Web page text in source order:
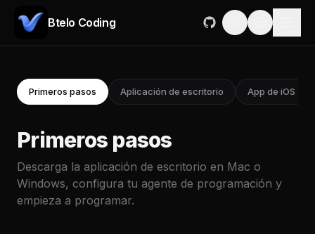
Btelo Coding
Primeros pasos Aplicación de escritorio App de iOS
Primeros pasos
Descarga la aplicación de escritorio en Mac o
Windows, configura tu agente de programación y
empieza a programar.